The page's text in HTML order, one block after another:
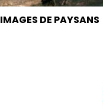
IMAGES DE PAYSANS